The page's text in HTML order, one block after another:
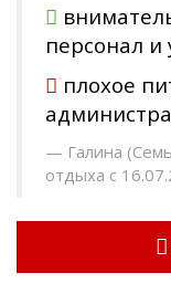
персонал и
плохое
Галина
отдыха с